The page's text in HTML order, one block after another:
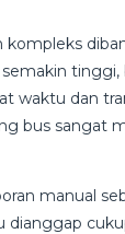
kompleks
tinggi,
waktu dan
bus sangat
manual
dianggap